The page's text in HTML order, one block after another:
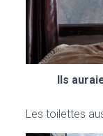
Ils
Les toilettes